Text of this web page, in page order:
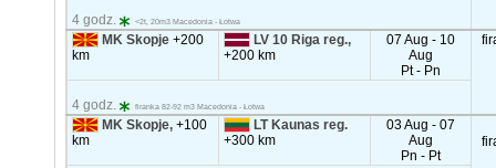
4 godz. <2t, 20m3 Macedonia - Łotwa
MK Skopje+200
km
LV 10 Riga reg.,
+200 km
07 Aug - 10
Aug
Pt - Pn
4 godz. firanka 82-92 m3 Macedonia - Łotwa
MK Skopje,+100
km
LT Kaunas reg.
+300 km
03 Aug - 07
Aug
Pn - Pt